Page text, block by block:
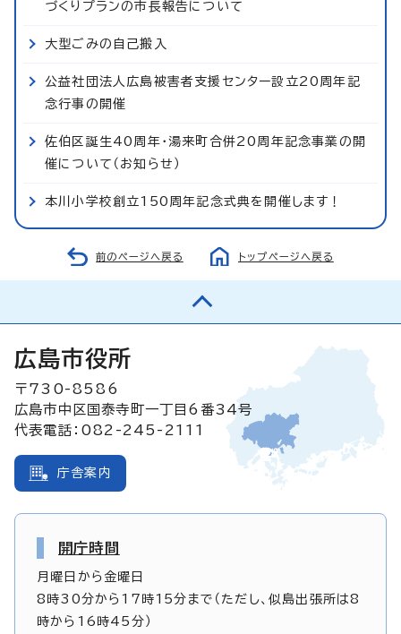
づくりプランの市長報告について
大型ごみの自己搬入
公益社団法人広島被害者支援センター設立20周年記
念行事の開催
佐伯区誕生40周年・湯来町合併20周年記念事業の開
催について（お知らせ）
本川小学校創立150周年記念式典を開催します！
前のページへ戻る トップページへ戻る
広島市役所
〒730-8586
広島市中区国泰寺町一丁目6番34号
代表電話：082-245-2111
庁舎案内
開庁時間
月曜日から金曜日
8時30分から17時15分まで（ただし、似島出張所は8
時から16時45分）